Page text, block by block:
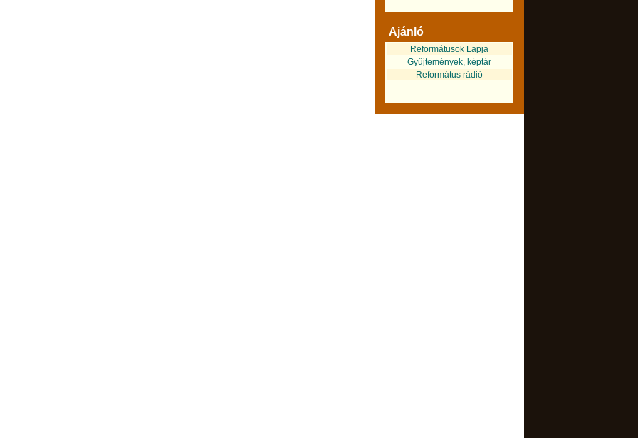
Ajánló
Reformátusok Lapja
Gyűjtemények, képtár
Református rádió